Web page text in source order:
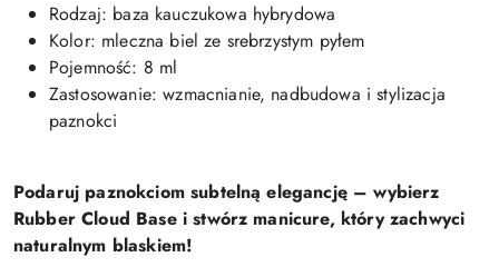
Rodzaj: baza kauczukowa hybrydowa
Kolor: mleczna biel ze srebrzystym pyłem
Pojemność: 8 ml
Zastosowanie: wzmacnianie, nadbudowa i stylizacja
paznokci
Podaruj paznokciom subtelną elegancję – wybierz
Rubber Cloud Base i stwórz manicure, który zachwyci
naturalnym blaskiem!